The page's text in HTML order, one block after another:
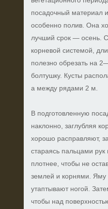
посадочный материал
особенно полив. Она
лучший срок — осень.
корневой системой,
полезно обрезать на
болтушку. Кусты
а между рядами 2 м.
В подготовленную
наклонно, заглубляя
хорошо расправляют,
стараясь пальцами
плотнее, чтобы не
землей и корнями. Яму
утаптывают ногой.
чтобы над